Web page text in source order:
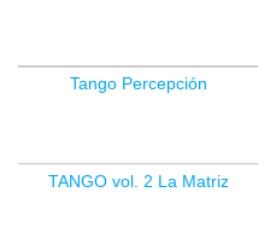
Tango Percepción
TANGO vol. 2 La Matriz